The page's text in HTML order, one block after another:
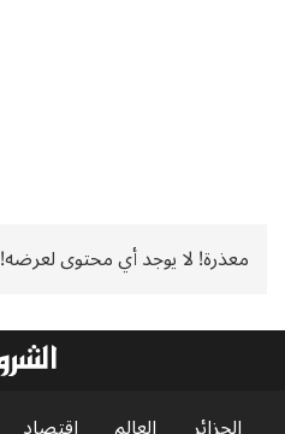
معذرة! لا يوجد أي محتوى لعرضه!